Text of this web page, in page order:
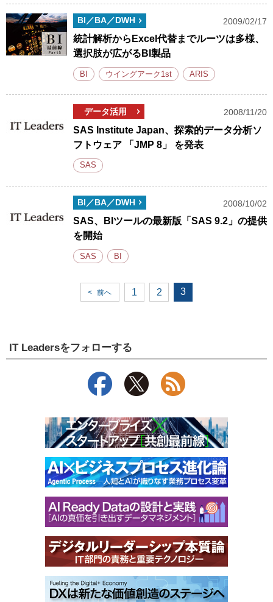
BI／BA／DWH 2009/02/17
統計解析からExcel代替までルーツは多様、
選択肢が広がるBI製品
BI ウイングアーク1st ARIS
データ活用 2008/11/20
SAS Institute Japan、探索的データ分析ソ
フトウェア 「JMP 8」 を発表
SAS
BI／BA／DWH 2008/10/02
SAS、BIツールの最新版「SAS 9.2」の提供
を開始
SAS BI
< 前へ 1 2 3
IT Leadersをフォローする